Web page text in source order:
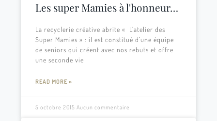
Les super Mamies à l'honneur…
La recyclerie créative abrite « L’atelier des
Super Mamies » : il est constitué d’une équipe
de seniors qui créent avec nos rebuts et offre
une seconde vie
READ MORE »
5 octobre 2015 Aucun commentaire